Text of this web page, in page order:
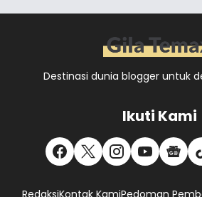
Destinasi dunia blogger untuk
Ikuti Kami
RedaksiKontak KamiPedoman